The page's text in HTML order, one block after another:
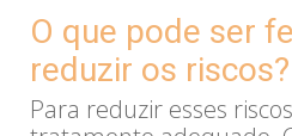
O que pode ser
reduzir os riscos?
Para reduzir esses